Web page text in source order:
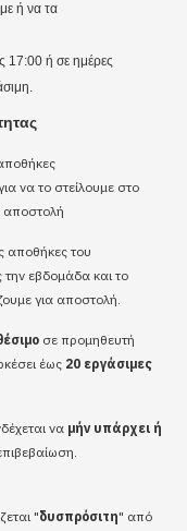
ή να τα
17:00 ή σε ημέρες
να το στείλουμε στο
αποστολή
αποθήκες του
εβδομάδα και το
για αποστολή.
σε προμηθευτή
έως 20 εργάσιμες
να μήν υπάρχει ή
"δυσπρόσιτη" από